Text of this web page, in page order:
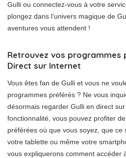
Gulli ou connectez-vous à votre
plongez dans l’univers magique de
aventures vous attendent !
Retrouvez vos programmes
Direct sur Internet
Vous êtes fan de Gulli et vous ne
programmes préférés ? Ne vous
désormais regarder Gulli en direct
fonctionnalité, vous pouvez profiter
préférées où que vous soyez, que ce
votre tablette ou même votre
vous expliquerons comment accéder